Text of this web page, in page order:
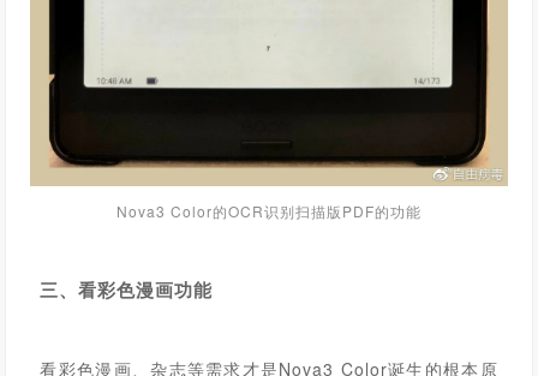
Nova3 Color的OCR识别扫描版PDF的功能
三、看彩色漫画功能
看彩色漫画、杂志等需求才是Nova3 Color诞生的根本原